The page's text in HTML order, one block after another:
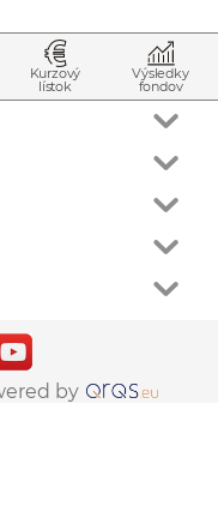
Kurzový
lístok
Výsledky
fondov
by